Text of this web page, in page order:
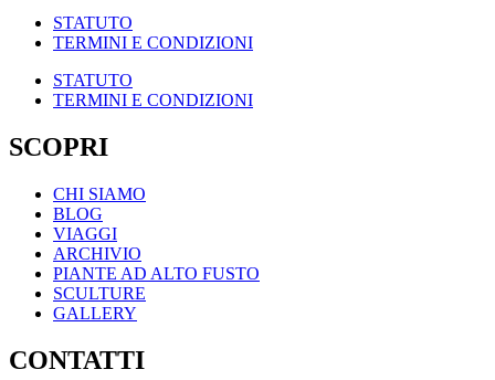
STATUTO
TERMINI E CONDIZIONI
STATUTO
TERMINI E CONDIZIONI
SCOPRI
CHI SIAMO
BLOG
VIAGGI
ARCHIVIO
PIANTE AD ALTO FUSTO
SCULTURE
GALLERY
CONTATTI